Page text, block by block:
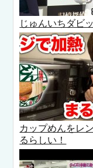
じゅんいちダビ
カップめんをレ
るらしい！